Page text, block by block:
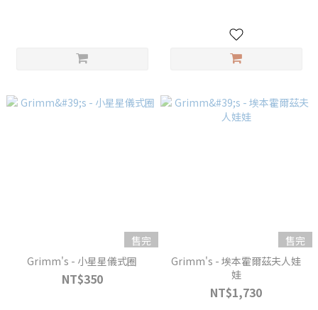
售完
Grimm's - 小星星儀式圈
NT$350
售完
Grimm's - 埃本霍爾茲夫人娃
娃
NT$1,730